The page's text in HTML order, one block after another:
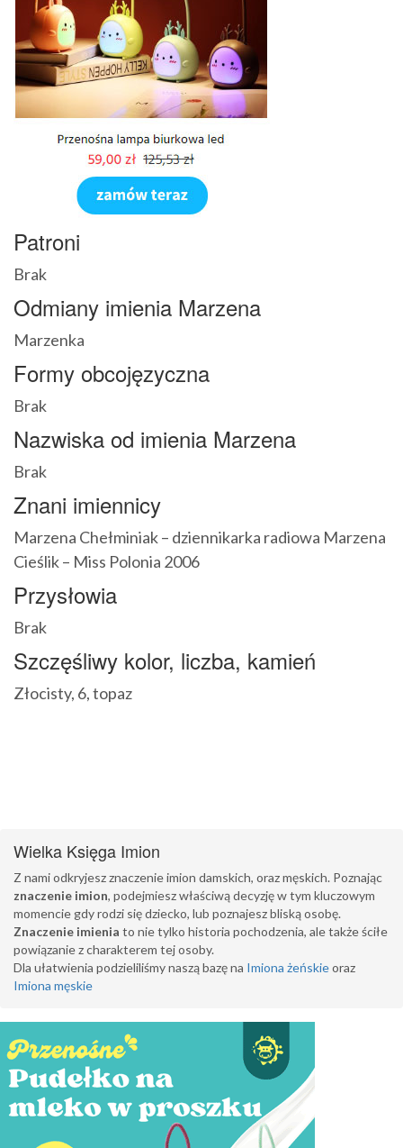
Patroni
Brak
Odmiany imienia Marzena
Marzenka
Formy obcojęzyczna
Brak
Nazwiska od imienia Marzena
Brak
Znani imiennicy
Marzena Chełminiak – dziennikarka radiowa Marzena
Cieślik – Miss Polonia 2006
Przysłowia
Brak
Szczęśliwy kolor, liczba, kamień
Złocisty, 6, topaz
Wielka Księga Imion
Z nami odkryjesz znaczenie imion damskich, oraz męskich. Poznając
znaczenie imion, podejmiesz właściwą decyzję w tym kluczowym
momencie gdy rodzi się dziecko, lub poznajesz bliską osobę.
Znaczenie imienia to nie tylko historia pochodzenia, ale także ściłe
powiązanie z charakterem tej osoby.
Dla ułatwienia podzieliliśmy naszą bazę na Imiona żeńskieoraz
Imiona męskie